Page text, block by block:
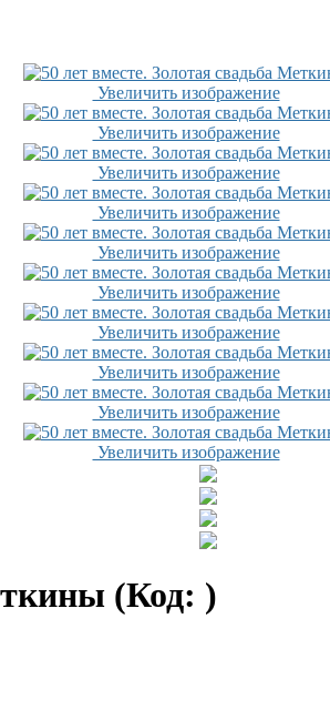
Увеличить изображение
Увеличить изображение
Увеличить изображение
Увеличить изображение
Увеличить изображение
Увеличить изображение
Увеличить изображение
Увеличить изображение
Увеличить изображение
Увеличить изображение
(Код: )